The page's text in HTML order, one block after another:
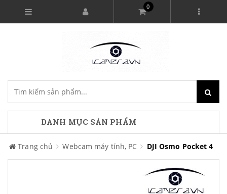
0
DANH MỤC SẢN PHẨM
Trang chủ Webcam máy tính, PC DJI Osmo Pocket 4